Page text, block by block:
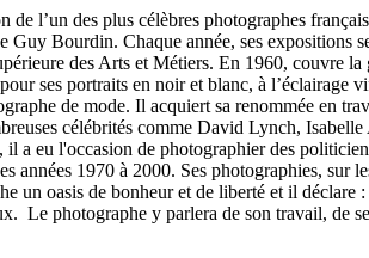
l’un des plus célèbres photographes
Bourdin. Chaque année, ses
des Arts et Métiers. En 1960, couvre
ses portraits en noir et blanc, à l’éclairage
de mode. Il acquiert sa renommée en
célébrités comme David Lynch,
il a eu l'occasion de photographier des
années 1970 à 2000. Ses photographies,
un oasis de bonheur et de liberté et il
photographe y parlera de son travail, de